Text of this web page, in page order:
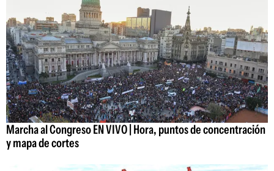
Marcha al Congreso EN VIVO | Hora, puntos de concentración
y mapa de cortes